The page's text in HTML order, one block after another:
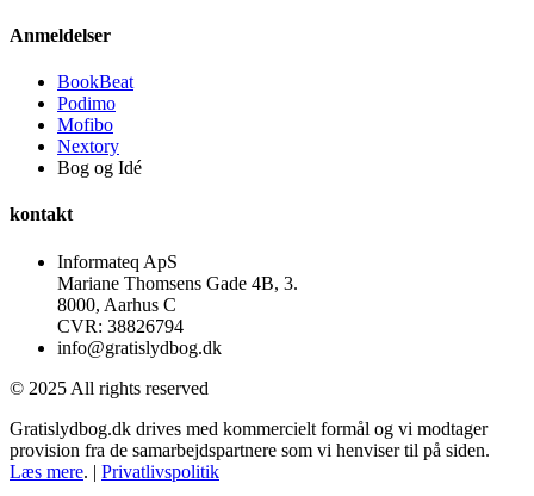
Anmeldelser
BookBeat
Podimo
Mofibo
Nextory
Bog og Idé
kontakt
Informateq ApS
Mariane Thomsens Gade 4B, 3.
8000, Aarhus C
CVR: 38826794
info@gratislydbog.dk
© 2025 All rights reserved
Gratislydbog.dk drives med kommercielt formål og vi modtager
provision fra de samarbejdspartnere som vi henviser til på siden.
Læs mere. | Privatlivspolitik